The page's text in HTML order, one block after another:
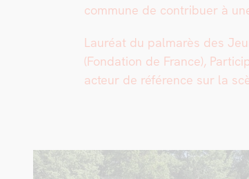
com­mune de con­tribuer à
Lau­réat du pal­marès des
(Fon­da­tion de France),
acteur de référence sur la